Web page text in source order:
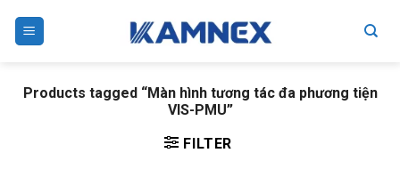
Products tagged “Màn hình tương tác đa phương tiện
VIS-PMU”
FILTER